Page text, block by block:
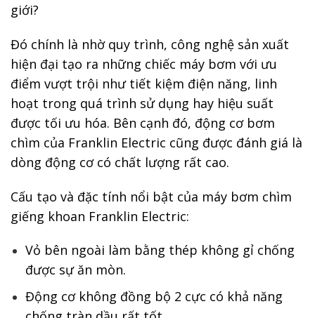
giới?
Đó chính là nhờ quy trình, công nghệ sản xuất
hiện đại tạo ra những chiếc máy bơm với ưu
điểm vượt trội như tiết kiệm điện năng, linh
hoạt trong quá trình sử dụng hay hiệu suất
được tối ưu hóa. Bên cạnh đó, động cơ bơm
chìm của Franklin Electric cũng được đánh giá là
dòng động cơ có chất lượng rất cao.
Cấu tạo và đặc tính nổi bật của máy bơm chìm
giếng khoan Franklin Electric:
Vỏ bên ngoài làm bằng thép không gỉ chống
được sự ăn mòn.
Động cơ không đồng bộ 2 cực có khả năng